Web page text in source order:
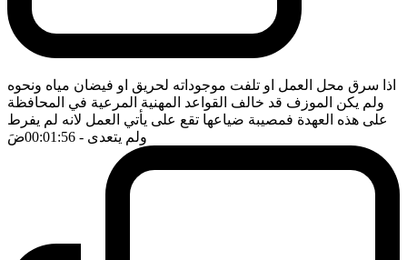
اذا سرق محل العمل او تلفت موجوداته لحريق او فيضان مياه ونحوه
ولم يكن الموزف قد خالف القواعد المهنية المرعية في المحافظة
على هذه العهدة فمصيبة ضياعها تقع على يأتي العمل لانه لم يفرط
ولم يتعدى - 00:01:56 ضَ